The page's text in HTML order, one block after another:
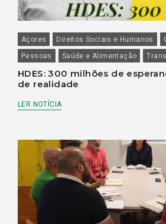
Açores Direitos Sociais e Humanos
Pessoas
Saúde e Alimentação
HDES: 300 milhões de
de realidade
LER NOTÍCIA